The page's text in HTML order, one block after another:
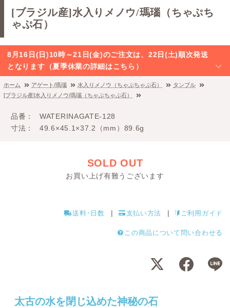
[ブラジル産]水入りメノウ/瑪瑙（ちゃぷち
ゃぷ石）
8月16日(日)10時～21日(金)のご注文は、22日(土)順次発送
となります（夏季休業の詳細はこちら）
ホーム アゲート/瑪瑙 水入りメノウ（ちゃぷちゃぷ石）
タンブル
[ブラジル産]水入りメノウ/瑪瑙（ちゃぷちゃぷ石）
品番
WATERINAGATE-128
寸法
49.6×45.1×37.2（mm）89.6g
SOLD OUT
お買い上げ有難うございます
送料･日数 支払い方法 ご利用ガイド
この商品について問い合わせる
太古の水を閉じ込めた神秘の石